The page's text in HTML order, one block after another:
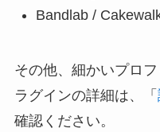
Bandlab /
その他、細かいプロ
ラグインの詳細は、「
確認ください。